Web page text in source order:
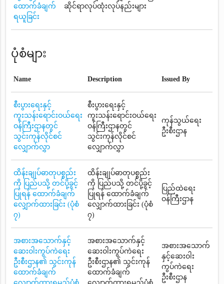
ထောက်ခံချက်
ရယူခြင်း
ဆိုင်ရာလုပ်ထုံးလုပ်နည်းများ
ပုံစံများ
Name Description Issued By
စီးပွားရေးနှင့်
ကူးသန်းရောင်းဝယ်ရေး
ဝန်ကြီးဌာနတွင်
သွင်းကုန်လိုင်စင်
လျှောက်လွှာ
စီးပွားရေးနှင့်
ကူးသန်းရောင်းဝယ်ရေး
ဝန်ကြီးဌာနတွင်
သွင်းကုန်လိုင်စင်
လျှောက်လွှာ
ကုန်သွယ်ရေး
ဦးစီးဌာန
ထိန်းချုပ်ဓာတုပစ္စည်း
ကို ပြည်ပသို့ တင်ပို့ခွင့်
ပြုရန် ထောက်ခံချက်
လျှောက်ထားခြင်း (ပုံစံ
၇)
ထိန်းချုပ်ဓာတုပစ္စည်း
ကို ပြည်ပသို့ တင်ပို့ခွင့်
ပြုရန် ထောက်ခံချက်
လျှောက်ထားခြင်း (ပုံစံ
၇)
ပြည်ထဲရေး
ဝန်ကြီးဌာန
အစားအသောက်နှင့်
ဆေးဝါးကွပ်ကဲရေး
ဦးစီးဌာန၏ သွင်းကုန်
ထောက်ခံချက်
အစားအသောက်နှင့်
ဆေးဝါးကွပ်ကဲရေး
ဦးစီးဌာန၏ သွင်းကုန်
ထောက်ခံချက်
အစားအသောက်
နှင့်ဆေးဝါး
ကွပ်ကဲရေး
ဦးစီးဌာန